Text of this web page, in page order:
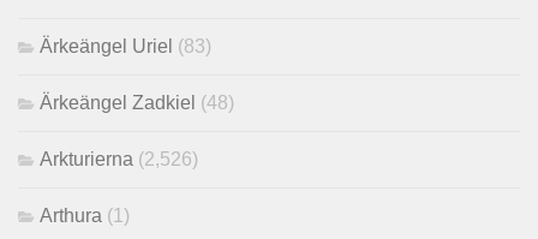
Ärkeängel Uriel (83)
Ärkeängel Zadkiel (48)
Arkturierna (2,526)
Arthura (1)